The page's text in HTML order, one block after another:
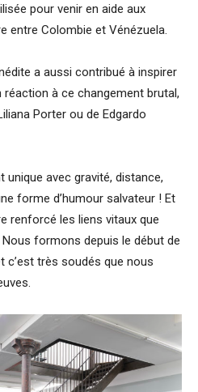
pour venir en aide aux
entre Colombie et Vénézuela.
a aussi contribué à inspirer
à ce changement brutal,
Porter ou de Edgardo
avec gravité, distance,
forme d’humour salvateur ! Et
renforcé les liens vitaux que
formons depuis le début de
c’est très soudés que nous